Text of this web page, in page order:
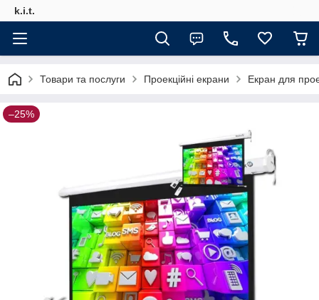
k.i.t.
Товари та послуги Проекційні екрани Екран для
–25%